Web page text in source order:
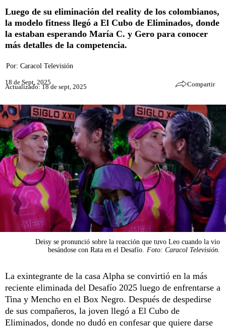
Luego de su eliminación del reality de los colombianos,
la modelo fitness llegó a El Cubo de Eliminados, donde
la estaban esperando María C. y Gero para conocer
más detalles de la competencia.
Por: Caracol Televisión
18 de Sept, 2025
Actualizado: 18 de sept, 2025 Compartir
Deisy se pronunció sobre la reacción que tuvo Leo cuando la vio
besándose con Rata en el Desafío.
Foto: Caracol Televisión.
La exintegrante de la casa Alpha se convirtió en la más
reciente eliminada del Desafío 2025 luego de enfrentarse a
Tina y Mencho en el Box Negro. Después de despedirse
de sus compañeros, la joven llegó a El Cubo de
Eliminados, donde no dudó en confesar que quiere darse